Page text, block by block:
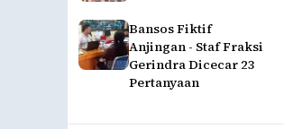
Bansos Fiktif
Anjingan - Staf Fraksi
Gerindra Dicecar 23
Pertanyaan